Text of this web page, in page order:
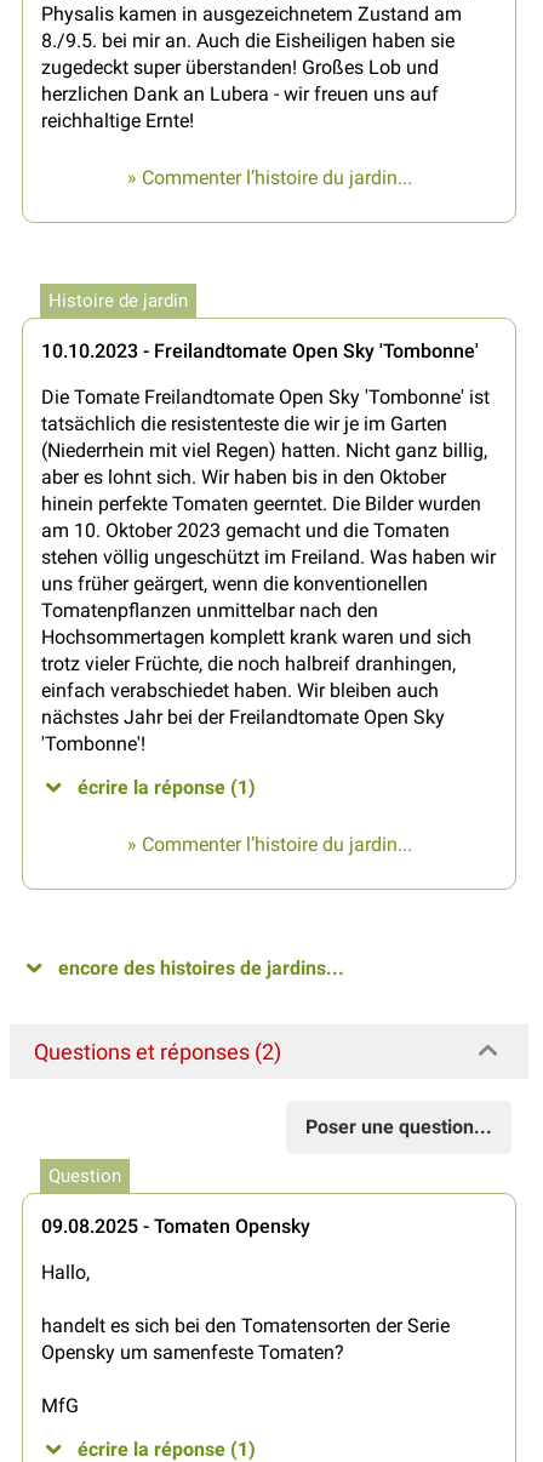
Physalis kamen in ausgezeichnetem Zustand am
8./9.5. bei mir an. Auch die Eisheiligen haben sie
zugedeckt super überstanden! Großes Lob und
herzlichen Dank an Lubera - wir freuen uns auf
reichhaltige Ernte!
» Commenter l’histoire du jardin...
Histoire de jardin
10.10.2023 - Freilandtomate Open Sky 'Tombonne'
Die Tomate Freilandtomate Open Sky 'Tombonne' ist
tatsächlich die resistenteste die wir je im Garten
(Niederrhein mit viel Regen) hatten. Nicht ganz billig,
aber es lohnt sich. Wir haben bis in den Oktober
hinein perfekte Tomaten geerntet. Die Bilder wurden
am 10. Oktober 2023 gemacht und die Tomaten
stehen völlig ungeschützt im Freiland. Was haben wir
uns früher geärgert, wenn die konventionellen
Tomatenpflanzen unmittelbar nach den
Hochsommertagen komplett krank waren und sich
trotz vieler Früchte, die noch halbreif dranhingen,
einfach verabschiedet haben. Wir bleiben auch
nächstes Jahr bei der Freilandtomate Open Sky
'Tombonne'!
écrire la réponse (1)
» Commenter l’histoire du jardin...
encore des histoires de jardins...
Questions et réponses (2)
Poser une question...
Question
09.08.2025 - Tomaten Opensky
Hallo,
handelt es sich bei den Tomatensorten der Serie
Opensky um samenfeste Tomaten?
MfG
écrire la réponse (1)